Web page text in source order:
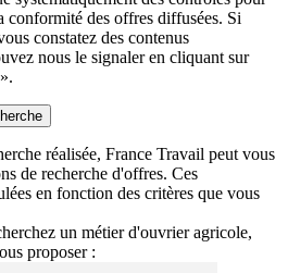
conformité des offres diffusées. Si
constatez des contenus
nous le signaler en cliquant sur
réalisée, France Travail peut vous
de recherche d'offres. Ces
en fonction des critères que vous
un métier d'ouvrier agricole,
proposer :